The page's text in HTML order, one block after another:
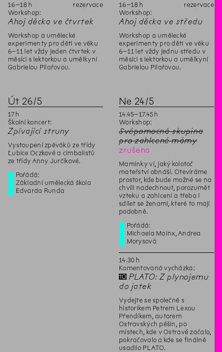
16–18 h
rezervace
Workshop:
Ahoj děcka ve čtvrtek
Workshop a umělecké
experimenty pro děti ve věku
6–11 let vždy jeden čtvrtek v
měsíci s lektorkou a umělkyní
Gabrielou Pilařovou.
16–18 h
rezervace
Workshop:
Ahoj děcka ve středu
Workshop a umělecké
experimenty pro děti ve věku
6–11 let vždy jednu středu v
měsíci s lektorkou a umělkyní
Gabrielou Pilařovou.
Út 26/5
17h
Školní koncert:
Zpívající struny
Vystoupení zpěváků ze třídy
Ľubice Oczkové a cimbalistů
ze třídy Anny Jurčíkové.
Pořádá:
Základní umělecká škola
Edvarda Runda
Ne 24/5
14.45–17.45 h
Workshop:
Svépomocná skupina
pro zahlcené mámy
zrušeno
Maminky ví, jaký kolotoč
mateřství obnáší. Otevíráme
prostor, kde bude možné se na
chvíli nadechnout, porozumět
vzteku a zahlcení a třeba i
sdílet se ženami, které to mají
podobně.
Pořádá:
Michaela Mainx, Andrea
Morysová
14.30 h
Komentovaná vycházka:
✝ PLATO: Z plynojemu
do jatek
Vydejte se společně s
historikem Petrem Lexou
Přendíkem, autorem
Ostravských pěšin, po
místech, kde v Ostravě začalo,
pokračovalo a kde se finálně
usadilo PLATO.